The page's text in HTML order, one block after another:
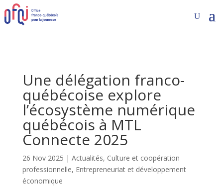
Une délégation franco-
québécoise explore
l’écosystème numérique
québécois à MTL
Connecte 2025
26 Nov 2025 | Actualités, Culture et coopération
professionnelle, Entrepreneuriat et développement
économique